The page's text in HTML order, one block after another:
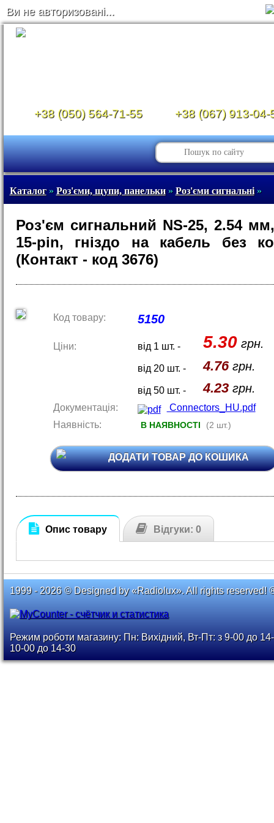
Ви не авторизовані...
+38 (050) 564-71-55 +38 (067) 913-04-
Каталог» Роз'єми, щупи, панельки» Роз'єми сигнальні»
Роз'єм сигнальний NS-25, 2.54
15-pin, гніздо на кабель без
(Контакт - код 3676)
Код товару: 5150
Ціни: від 1 шт. - 5.30грн.
від 20 шт. - 4.76грн.
від 50 шт. - 4.23грн.
Документація:
Connectors_HU.pdf
Наявність:
В НАЯВНОСТІ (2 шт.)
ДОДАТИ ТОВАР ДО КОШИКА
Опис товару Відгуки: 0
1999 - 2026 © Designed by «Radiolux». All rights reserved!
Режим роботи магазину: Пн: Вихідний, Вт-Пт: з 9-00 до
10-00 до 14-30